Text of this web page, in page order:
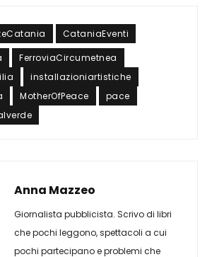
CataniaEventi
FerroviaCircumetnea
installazioniartistiche
MotherOfPeace
pace
Anna Mazzeo
Giornalista pubblicista. Scrivo di libri
che pochi leggono, spettacoli a cui
pochi partecipano e problemi che